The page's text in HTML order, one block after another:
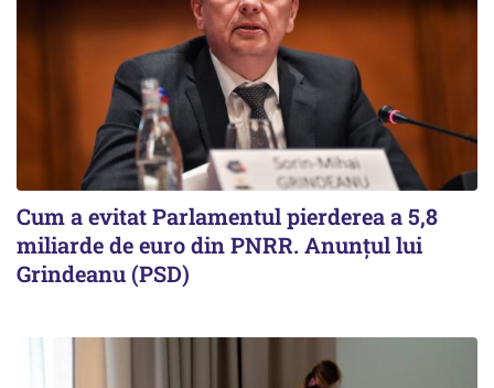
Cum a evitat Parlamentul pierderea a 5,8
miliarde de euro din PNRR. Anunțul lui
Grindeanu (PSD)